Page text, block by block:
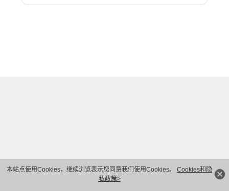
本站点使用Cookies，继续浏览表示您同意我们使用Cookies。 Cookies和隐
私政策>